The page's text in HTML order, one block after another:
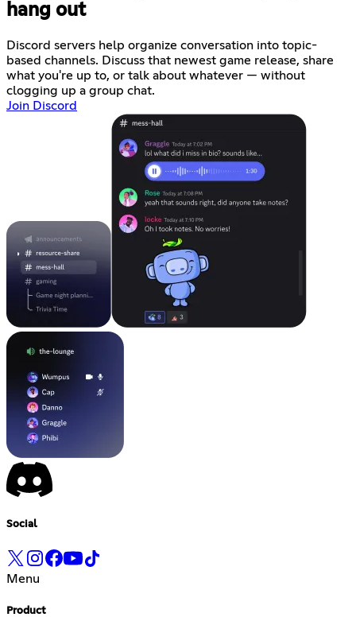
hang out
Discord servers help organize conversation into topic-
based channels. Discuss that newest game release, share
what you're up to, or talk about whatever — without
clogging up a group chat.
Join Discord
Social
Menu
Product